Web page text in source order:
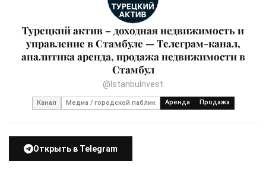
Турецкий актив – доходная недвижимость и
управление в Стамбуле — Телеграм-канал,
аналитика аренда, продажа недвижимости в
Стамбул
@Istanbulnvest
Канал Медиа / городской паблик Аренда Продажа
Открыть в Telegram